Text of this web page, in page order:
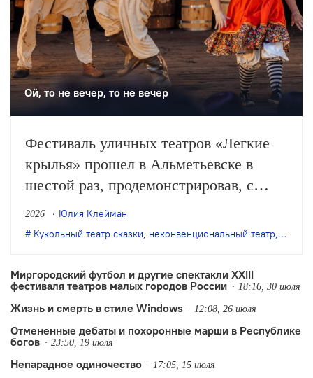
Ой, то не вечер, то не вечер
Фестиваль уличных театров «Легкие
крылья» прошел в Альметьевске в
шестой раз, продемонстрировав, с
одной стороны, особое качество
выращенной фестивалем аудитории, с
тренды.
2026
Юлия Клейман
Кукольный театр сказки, неконвенциональный театр, театр
Миргородский футбол и другие спектакли XXIII
фестиваля театров малых городов России
18:16, 30 июля
Жизнь и смерть в стиле Windows 12:08, 26 июля
Отмененные дебаты и похоронные марши в Республике
богов
23:50, 19 июля
Непарадное одиночество 17:05, 15 июля